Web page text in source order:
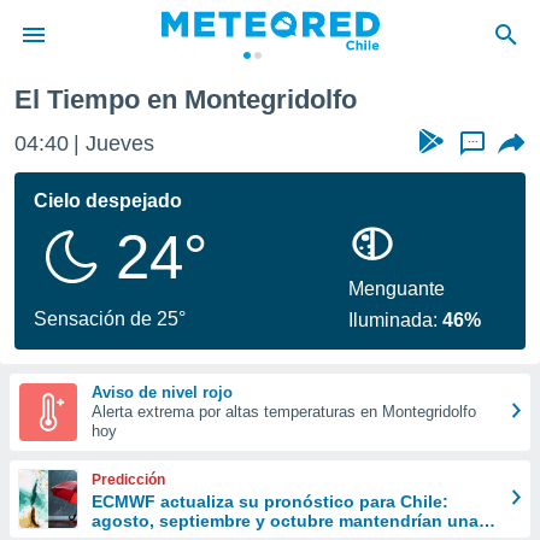
de
por
se
calidad.
a este
las
y
forma
digital
basada
El Tiempo en Montegridolfo
04:40 Jueves ...
Cielo despejado
24°
Sensación de 25°
Menguante
Iluminada:46%
Aviso de nivel rojo
Alerta extrema por altas temperaturas en Montegridolfo
hoy
Predicción
ECMWF actualiza su pronóstico para Chile:
agosto, septiembre y octubre mantendrían una